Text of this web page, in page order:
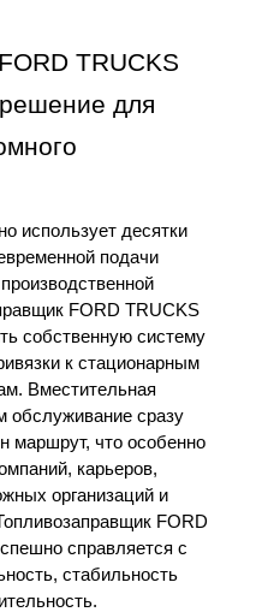
TRUCKS
для
использует десятки
подачи
FORD TRUCKS
собственную систему
к стационарным
Вместительная
обслуживание сразу
маршрут, что особенно
карьеров,
организаций и
FORD
справляется с
стабильность